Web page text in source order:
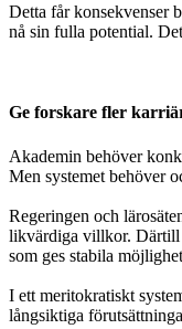
Detta får konsekvenser
nå sin fulla potential.
Ge forskare fler
Akademin behöver
Men systemet behöver
Regeringen och
likvärdiga villkor. Därtill
som ges stabila
I ett meritokratiskt
långsiktiga